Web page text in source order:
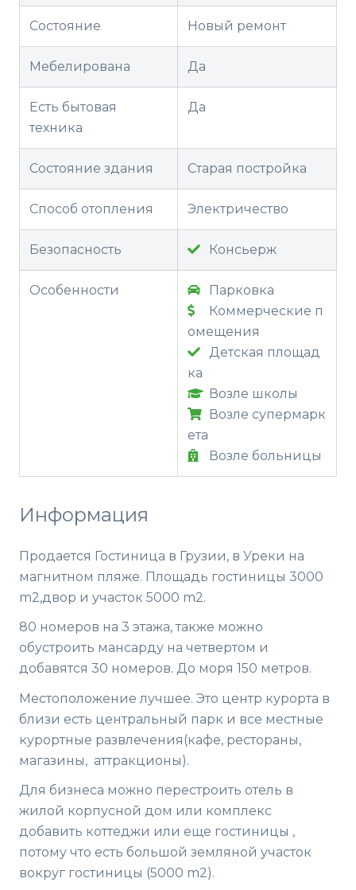
Состояние Новый ремонт
Мебелирована Да
Есть бытовая
техника
Да
Состояние здания Старая постройка
Способ отопления Электричество
Безопасность Консьерж
Особенности
Парковка
Коммерческие п
омещения
Детская площад
ка
Возле школы
Возле супермарк
ета
Возле больницы
Информация
Продается Гостиница в Грузии, в Уреки на
магнитном пляже. Площадь гостиницы 3000
m2,двор и участок 5000 m2.
80 номеров на 3 этажа, также можно
обустроить мансарду на четвертом и
добавятся 30 номеров. До моря 150 метров.
Местоположение лучшее. Это центр курорта в
близи есть центральный парк и все местные
курортные развлечения(кафе, рестораны,
магазины, аттракционы).
Для бизнеса можно перестроить отель в
жилой корпусной дом или комплекс
добавить коттеджи или еще гостиницы ,
потому что есть большой земляной участок
вокруг гостиницы (5000 m2).